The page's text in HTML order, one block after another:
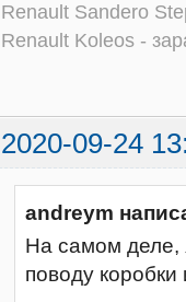
Renault Sandero
Renault Koleos -
2020-09-24
andreym
На самом деле,
поводу